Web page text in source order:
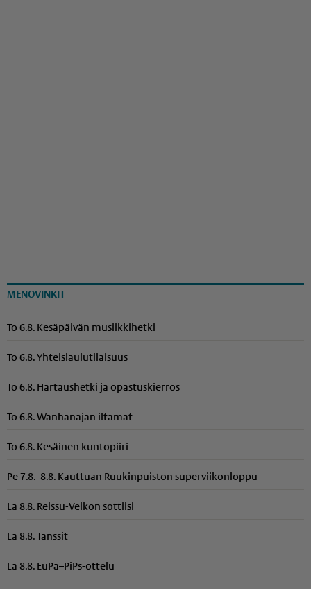
MENOVINKIT
To 6.8. Kesäpäivän musiikkihetki
To 6.8. Yhteis­lau­lu­ti­laisuus
To 6.8. Hartaushetki ja opastuskierros
To 6.8. Wanhanajan iltamat
To 6.8. Kesäinen kuntopiiri
Pe 7.8.–8.8. Kauttuan Ruukinpuiston superviikonloppu
La 8.8. Reissu-Veikon sottiisi
La 8.8. Tanssit
La 8.8. EuPa–PiPs-ottelu